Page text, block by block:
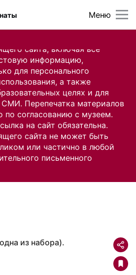
сайта, включая все
информацию,
для персонального
а также
целях и для
СМИ. Перепечатка материалов
по согласованию с музеем.
на сайт обязательна.
сайта не может быть
или частично в любой
письменного
Меню
из набора).